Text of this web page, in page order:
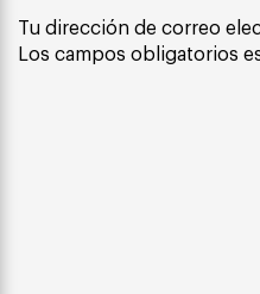
Tu dirección de correo
Los campos obligatorios